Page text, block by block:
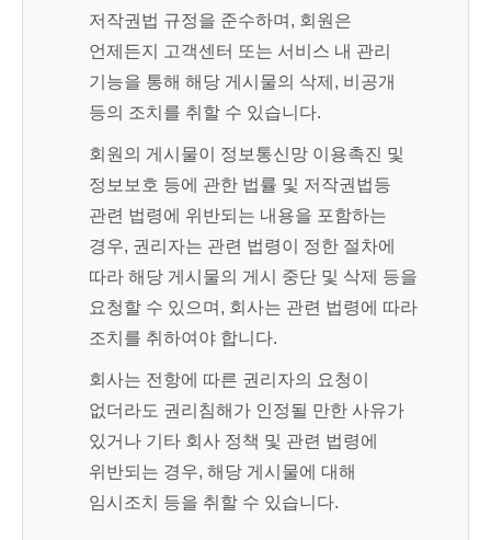
저작권법 규정을 준수하며, 회원은
언제든지 고객센터 또는 서비스 내 관리
기능을 통해 해당 게시물의 삭제, 비공개
등의 조치를 취할 수 있습니다.
회원의 게시물이 정보통신망 이용촉진 및
정보보호 등에 관한 법률 및 저작권법등
관련 법령에 위반되는 내용을 포함하는
경우, 권리자는 관련 법령이 정한 절차에
따라 해당 게시물의 게시 중단 및 삭제 등을
요청할 수 있으며, 회사는 관련 법령에 따라
조치를 취하여야 합니다.
회사는 전항에 따른 권리자의 요청이
없더라도 권리침해가 인정될 만한 사유가
있거나 기타 회사 정책 및 관련 법령에
위반되는 경우, 해당 게시물에 대해
임시조치 등을 취할 수 있습니다.